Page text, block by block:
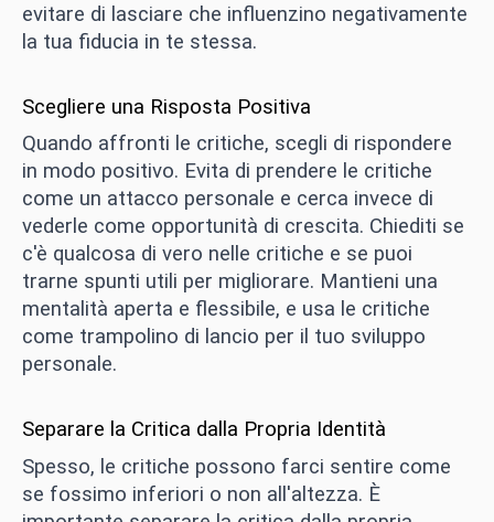
evitare di lasciare che influenzino negativamente
la tua fiducia in te stessa.
Scegliere una Risposta Positiva
Quando affronti le critiche, scegli di rispondere
in modo positivo. Evita di prendere le critiche
come un attacco personale e cerca invece di
vederle come opportunità di crescita. Chiediti se
c'è qualcosa di vero nelle critiche e se puoi
trarne spunti utili per migliorare. Mantieni una
mentalità aperta e flessibile, e usa le critiche
come trampolino di lancio per il tuo sviluppo
personale.
Separare la Critica dalla Propria Identità
Spesso, le critiche possono farci sentire come
se fossimo inferiori o non all'altezza. È